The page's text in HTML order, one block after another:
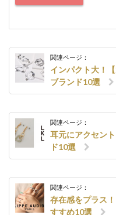
関連ページ：
インパクト大！
ブランド10選
関連ページ：
耳元にアクセン
ド10選
関連ページ：
存在感をプラス
すすめ10選